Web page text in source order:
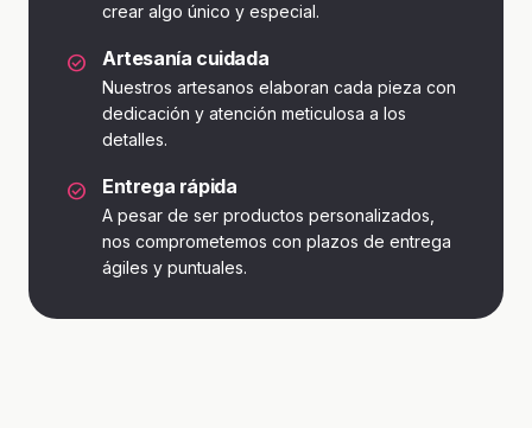
crear algo único y especial.
check_circle Artesanía cuidada
Nuestros artesanos elaboran cada pieza con
dedicación y atención meticulosa a los
detalles.
check_circle Entrega rápida
A pesar de ser productos personalizados,
nos comprometemos con plazos de entrega
ágiles y puntuales.